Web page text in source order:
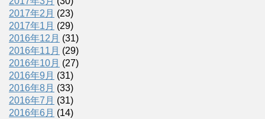
2017年2月 (23)
2017年1月 (29)
2016年12月 (31)
2016年11月 (29)
2016年10月 (27)
2016年9月 (31)
2016年8月 (33)
2016年7月 (31)
2016年6月 (14)